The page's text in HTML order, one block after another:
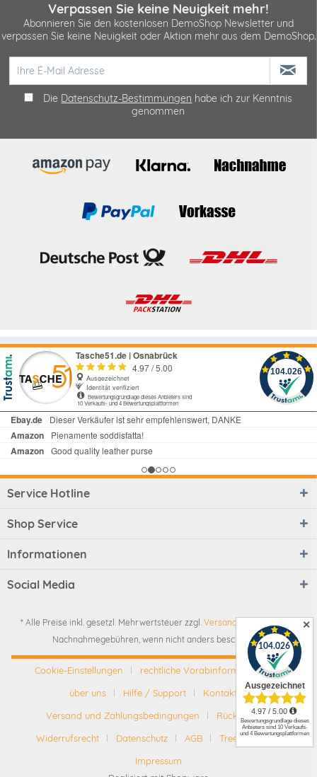
✕
Verpassen Sie keine Neuigkeit mehr!
Abonnieren Sie den kostenlosen DemoShop Newsletter und
verpassen Sie keine Neuigkeit oder Aktion mehr aus dem DemoShop.
Die Datenschutz-Bestimmungen habe ich zur Kenntnis
genommen
Service Hotline
Shop Service
Informationen
Social Media
* Alle Preise inkl. gesetzl. Mehrwertsteuer zzgl. Versandkosten
Nachnahmegebühren, wenn nicht anders beschrieben
Cookie-Einstellungen
rechtliche Vorabinformationen
über uns
Hilfe / Support
Kontakt
Versand und Zahlungsbedingungen
Rückgabe
Widerrufsrecht
Datenschutz AGB
Tree-Nation
Impressum